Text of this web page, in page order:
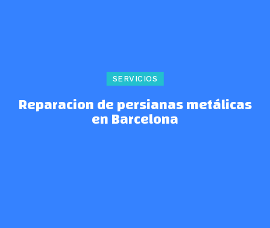
SERVICIOS
Reparacion de persianas metálicas
en Barcelona